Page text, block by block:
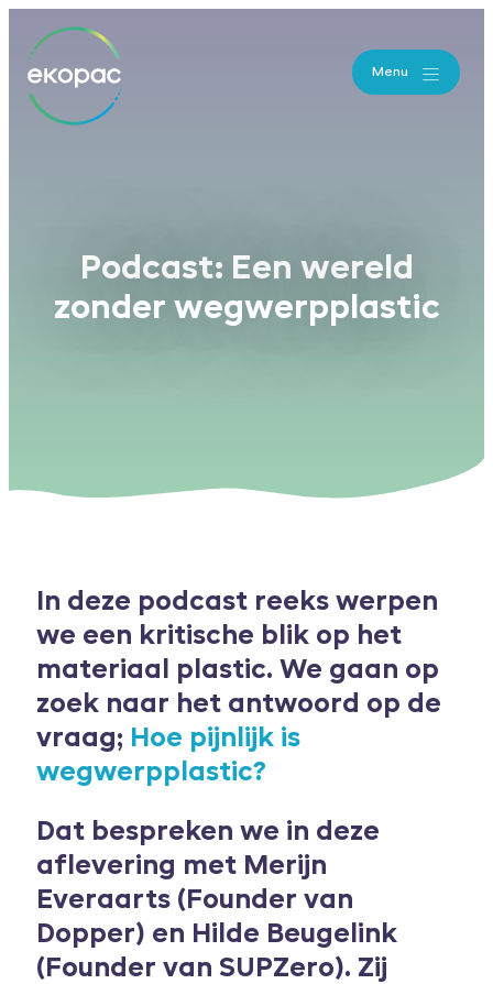
Menu
Podcast: Een wereld
zonder wegwerpplastic
In deze podcast reeks werpen
we een kritische blik op het
materiaal plastic. We gaan op
zoek naar het antwoord op de
vraag; Hoe pijnlijk is
wegwerpplastic?
Dat bespreken we in deze
aflevering met Merijn
Everaarts (Founder van
Dopper) en Hilde Beugelink
(Founder van SUPZero). Zij